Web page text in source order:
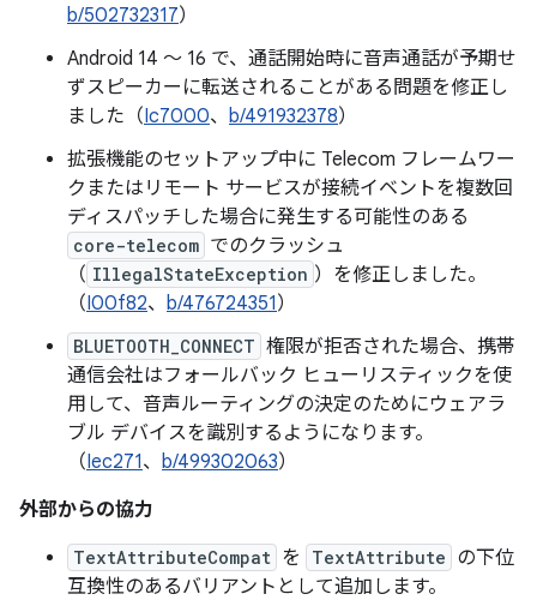
b/502732317）
Android 14 ～ 16 で、通話開始時に音声通話が予期せ
ずスピーカーに転送されることがある問題を修正し
ました（Ic7000、 b/491932378）
拡張機能のセットアップ中に Telecom フレームワー
クまたはリモート サービスが接続イベントを複数回
ディスパッチした場合に発生する可能性のある
core-telecom でのクラッシュ
（ IllegalStateException ）を修正しました。
（I00f82、 b/476724351）
BLUETOOTH_CONNECT 権限が拒否された場合、携帯
通信会社はフォールバック ヒューリスティックを使
用して、音声ルーティングの決定のためにウェアラ
ブル デバイスを識別するようになります。
（Iec271、 b/499302063）
外部からの協力
TextAttributeCompat を TextAttribute の下位
互換性のあるバリアントとして追加します。